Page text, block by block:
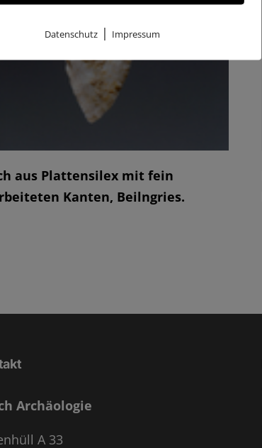
aus Plattensilex mit fein
Kanten, Beilngries.
Archäologie
A 33
Datenschutz| Impressum